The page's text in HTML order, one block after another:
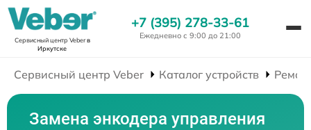
Сервисный центр Veberв
Иркутске
+7 (395) 278-33-61
Ежедневно с 9:00 до 21:00
Сервисный центр Veber Каталог устройств
Замена энкодера управления